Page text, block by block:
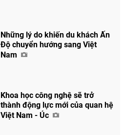
Những lý do khiến du khách Ấn
Độ chuyển hướng sang Việt
Nam
Khoa học công nghệ sẽ trở
thành động lực mới của quan hệ
Việt Nam - Úc